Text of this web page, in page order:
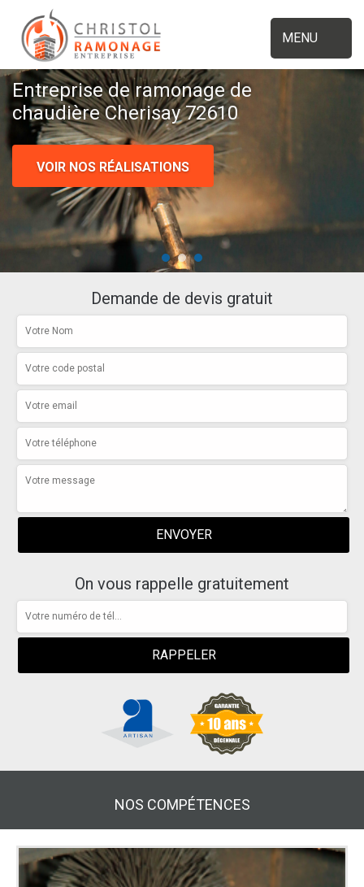
MENU
Entreprise de ramonage de
chaudière Cherisay 72610
VOIR NOS RÉALISATIONS
Demande de devis gratuit
On vous rappelle gratuitement
NOS COMPÉTENCES